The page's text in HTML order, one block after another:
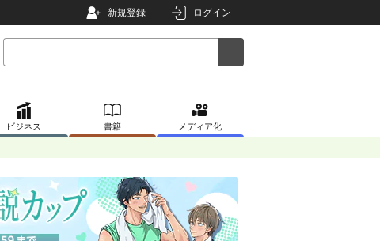
新規登録 ログイン
ビジネス 書籍 メディア化